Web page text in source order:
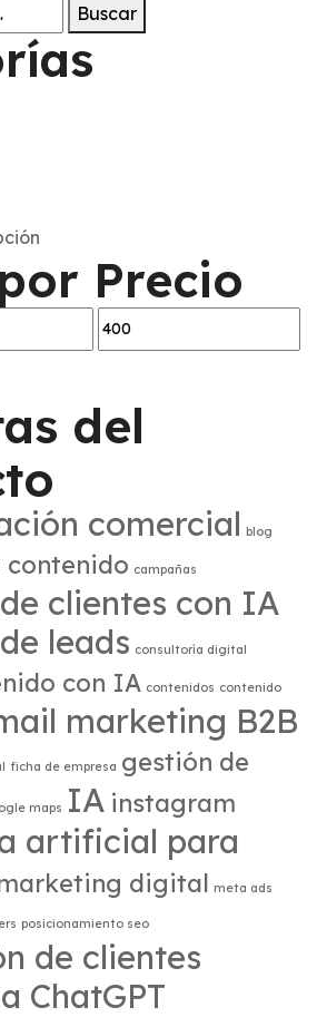
Buscar
Precio
del
comercial blog
contenido campañas
clientes con IA
leads consultoría digital
con IA contenidos contenido
marketing B2B
ficha de empresa gestión de
maps IA instagram
artificial para
digital meta ads
posicionamiento seo
de clientes
ChatGPT